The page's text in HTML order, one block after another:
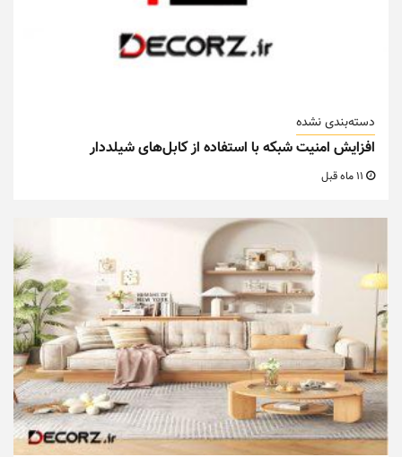
دسته‌بندی نشده
افزایش امنیت شبکه با استفاده از کابل‌های شیلددار